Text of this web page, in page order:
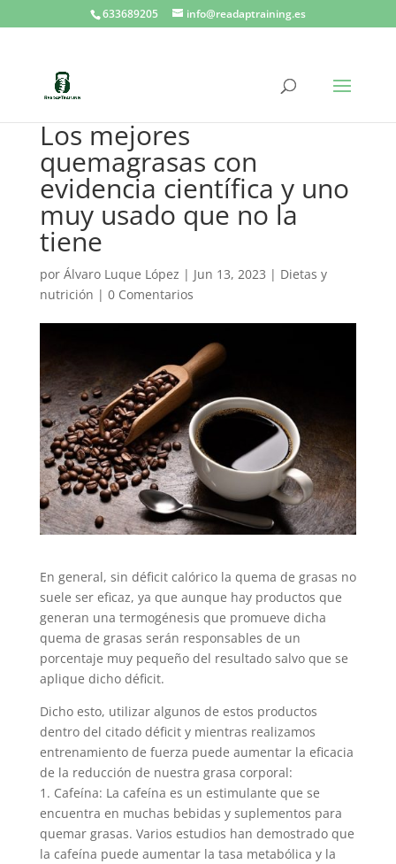
633689205 info@readaptraining.es
Los mejores
quemagrasas con
evidencia científica y uno
muy usado que no la
tiene
por Álvaro Luque López | Jun 13, 2023 | Dietas y
nutrición | 0 Comentarios
En general, sin déficit calórico la quema de grasas no
suele ser eficaz, ya que aunque hay productos que
generan una termogénesis que promueve dicha
quema de grasas serán responsables de un
porcentaje muy pequeño del resultado salvo que se
aplique dicho déficit.
Dicho esto, utilizar algunos de estos productos
dentro del citado déficit y mientras realizamos
entrenamiento de fuerza puede aumentar la eficacia
de la reducción de nuestra grasa corporal:
1. Cafeína: La cafeína es un estimulante que se
encuentra en muchas bebidas y suplementos para
quemar grasas. Varios estudios han demostrado que
la cafeína puede aumentar la tasa metabólica y la